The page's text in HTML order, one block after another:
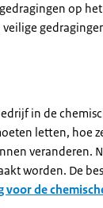
op
in de
letten, hoe
veranderen.
worden. De
voor de